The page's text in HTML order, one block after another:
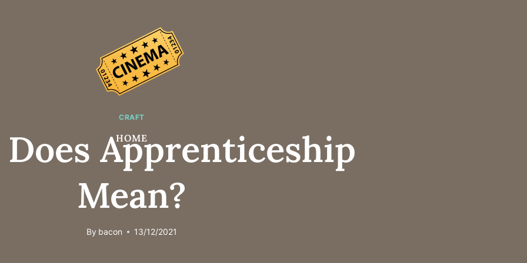
HOME
CRAFT
Apprenticeship
Mean?
By bacon 13/12/2021